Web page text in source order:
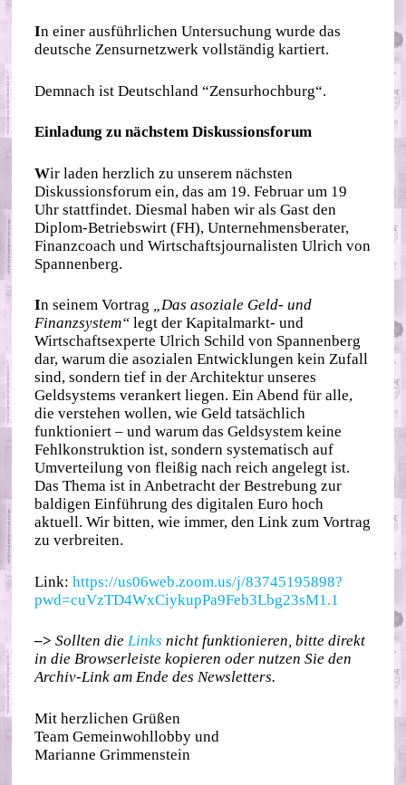
In einer ausführlichen Untersuchung wurde das
deutsche Zensurnetzwerk vollständig kartiert.
Demnach ist Deutschland “Zensurhochburg“.
Einladung zu nächstem Diskussionsforum
Wir laden herzlich zu unserem nächsten
Diskussionsforum ein, das am 19. Februar um 19
Uhr stattfindet. Diesmal haben wir als Gast den
Diplom-Betriebswirt (FH), Unternehmensberater,
Finanzcoach und Wirtschaftsjournalisten Ulrich von
Spannenberg.
In seinem Vortrag „Das asoziale Geld- und
Finanzsystem“ legt der Kapitalmarkt- und
Wirtschaftsexperte Ulrich Schild von Spannenberg
dar, warum die asozialen Entwicklungen kein Zufall
sind, sondern tief in der Architektur unseres
Geldsystems verankert liegen. Ein Abend für alle,
die verstehen wollen, wie Geld tatsächlich
funktioniert – und warum das Geldsystem keine
Fehlkonstruktion ist, sondern systematisch auf
Umverteilung von fleißig nach reich angelegt ist.
Das Thema ist in Anbetracht der Bestrebung zur
baldigen Einführung des digitalen Euro hoch
aktuell. Wir bitten, wie immer, den Link zum Vortrag
zu verbreiten.
Link:https://us06web.zoom.us/j/83745195898?
pwd=cuVzTD4WxCiykupPa9Feb3Lbg23sM1.1
–> Sollten dieLinks nicht funktionieren, bitte direkt
in die Browserleiste kopieren oder nutzen Sie den
Archiv-Link am Ende des Newsletters.
Mit herzlichen Grüßen
Team Gemeinwohllobby und
Marianne Grimmenstein